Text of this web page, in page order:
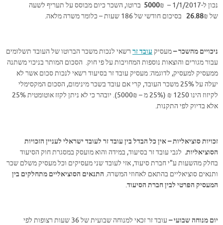
נכון ל-1/1/2017 –
5000 ₪ ברוטו, השכר כיום מבוסס על תעריף לשעה
של
26.88₪ בסיכום חודשי של 186 שעות – כלומר משרה מלאה.
ניכויים מהשכר –מעסיק עובד זר רשאי לנכות משכר הברוטו של העובד תשלומים
עבור מגורים והוצאות נוספות המחויבות על פי חוק. הסכום המותר בניכוי משתנה
ממעסיק למעסיק, לדוגמה: מעסיק עובד זר בסיעוד רשאי לנכות סכום אשר לא
יעלה על 25% משכר העובד, קרי אם עובד בשכר מינימום, הסכום המקסימלי
לקיזוז הינו 1250 ₪ (25% מ – 5000₪). יובהר כי לא ניתן לקזז אוטומטית 25%
אלא בדיוק לפי התקנות.
זכויות סוציאליות– אין כל הבדל בין עובד זר לעובד ישראלי לעניין הזכויות
הסוציאליות. לגבי עובד זר בסיעוד, במידה והוא מועסק במסגרת חוק הסיעוד
בחלק מהשעות ע"י חברת סיעוד, אזי לעובד שני מעסיקים וכל מעסיק משלם שכר
ותנאים סוציאליים בהתאם לאחוזי המשרה. התנאים הסוציאליים מתחלקים בין
המעסיק הפרטי לבין חברת הסיעוד.
יום מנוחה שבועי –
עובד זר זכאי למנוחה שבועית של 36 שעות רצופות לפי